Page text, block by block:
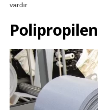
vardır.
Polipropilen